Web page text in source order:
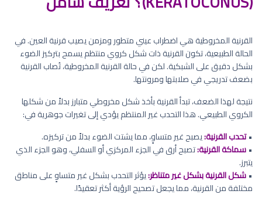
القرنية المخروطية هي اضطراب عيني متطور ومزمن يصيب قرنية العين. في
الحالة الطبيعية، تكون القرنية ذات شكل كروي منتظم يسمح بتركيز الضوء
بشكل دقيق على الشبكية. لكن في حالة القرنية المخروطية، تُصاب القرنية
بضعف تدريجي في صلابتها ومرونتها.
نتيجة لهذا الضعف، تبدأ القرنية بأخذ شكل مخروطي متبارز بدلاً من شكلها
الكروي الطبيعي. هذا التحدب غير المنتظم يؤدي إلى تغيرات جوهرية في:
•تحدب القرنية:يصبح غير متساوٍ، مما يشتت الضوء بدلاً من تركيزه.
•سماكة القرنية:تصبح أرق في الجزء المركزي أو السفلي، وهو الجزء الذي
يتبرز.
•شكل القرنية بشكل غير متناظر:يؤثر التحدب بشكل غير متساوٍ على مناطق
مختلفة من القرنية، مما يجعل تصحيح الرؤية أكثر تعقيدًا.